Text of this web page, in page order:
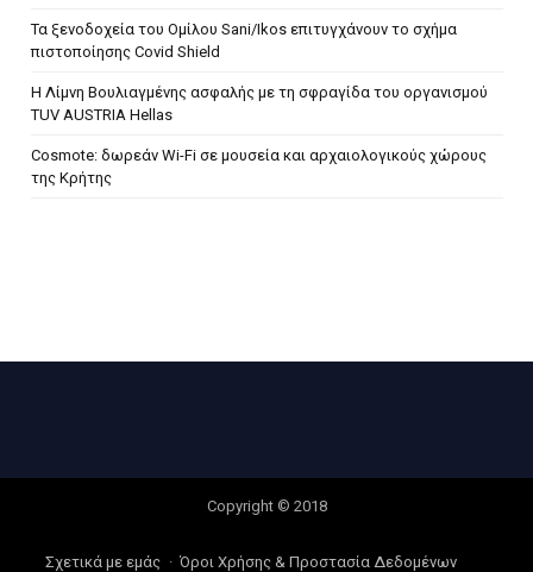
Τα ξενοδοχεία του Ομίλου Sani/Ikos επιτυγχάνουν το σχήμα
πιστοποίησης Covid Shield
H Λίμνη Βουλιαγμένης ασφαλής με τη σφραγίδα του οργανισμού
TUV AUSTRIA Hellas
Cosmote: δωρεάν Wi-Fi σε μουσεία και αρχαιολογικούς χώρους
της Κρήτης
Copyright © 2018
Σχετικά με εμάς Όροι Χρήσης & Προστασία Δεδομένων